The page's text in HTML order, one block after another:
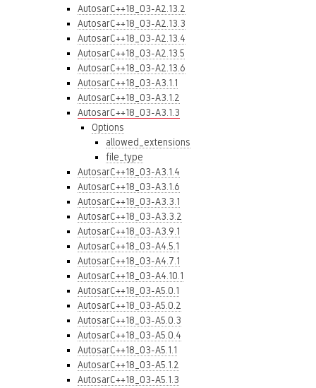
AutosarC++18_03-A2.13.2
AutosarC++18_03-A2.13.3
AutosarC++18_03-A2.13.4
AutosarC++18_03-A2.13.5
AutosarC++18_03-A2.13.6
AutosarC++18_03-A3.1.1
AutosarC++18_03-A3.1.2
AutosarC++18_03-A3.1.3
Options
allowed_extensions
file_type
AutosarC++18_03-A3.1.4
AutosarC++18_03-A3.1.6
AutosarC++18_03-A3.3.1
AutosarC++18_03-A3.3.2
AutosarC++18_03-A3.9.1
AutosarC++18_03-A4.5.1
AutosarC++18_03-A4.7.1
AutosarC++18_03-A4.10.1
AutosarC++18_03-A5.0.1
AutosarC++18_03-A5.0.2
AutosarC++18_03-A5.0.3
AutosarC++18_03-A5.0.4
AutosarC++18_03-A5.1.1
AutosarC++18_03-A5.1.2
AutosarC++18_03-A5.1.3